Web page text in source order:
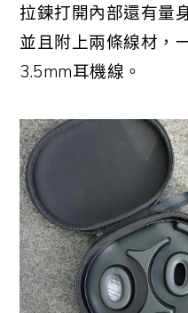
拉鍊打開內部還有量
並且附上兩條線材，
3.5mm耳機線。